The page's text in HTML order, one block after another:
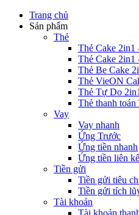
Trang chủ
Sản phẩm
Thẻ
Thẻ Cake 2in1
Thẻ Cake 2in1
Thẻ Be Cake
Thẻ VieON
Thẻ Tự Do 2in1
Thẻ thanh
Vay
Vay nhanh
Ứng Trước
Ứng tiền nhanh
Ứng tiền liên
Tiền gửi
Tiền gửi tiêu
Tiền gửi tích
Tài khoản
Tài khoản